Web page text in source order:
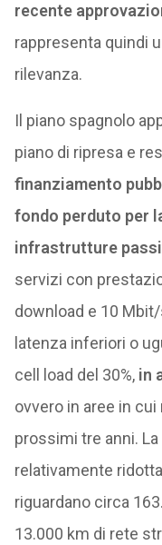
recente
rappresenta quindi
rilevanza.
Il piano spagnolo
piano di ripresa e
finanziamento
fondo perduto per
infrastrutture
servizi con
download e 10
latenza inferiori o
cell load del 30%, in
ovvero in aree in
prossimi tre anni.
relativamente
riguardano circa
13.000 km di rete